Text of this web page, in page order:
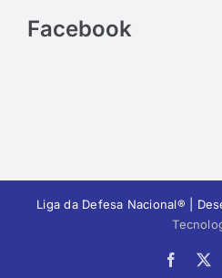
Facebook
Liga da Defesa Nacional® |